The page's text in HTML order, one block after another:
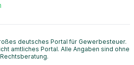
deutsches Portal für Gewerbesteuer.
amtliches Portal. Alle Angaben sind ohne